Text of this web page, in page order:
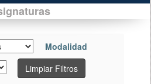
Modalidad
Limpiar Filtros